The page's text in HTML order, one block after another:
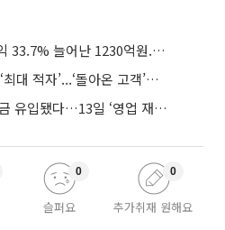
BGF리테일, 상반기 영업익 33.7% 늘어난 1230억원...2분기 영업익 22.3%↑
쿠팡, 3대 악재 속 상반기 ‘최대 적자’...‘돌아온 고객’에 수익성 반등 주목
홈플러스, 2000억 긴급자금 유입됐다…13일 ‘영업 재개’
슬퍼요
0
추가취재 원해요
0